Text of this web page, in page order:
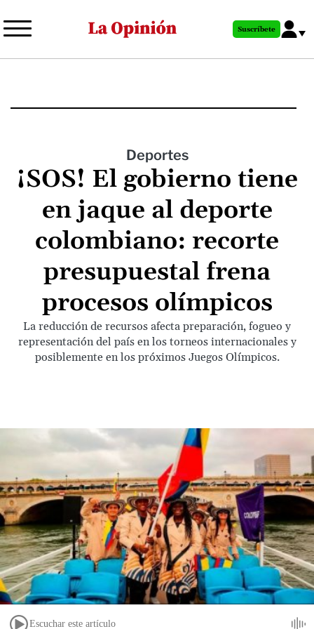
al
principal
Suscríbete
Deportes
¡SOS! El gobierno tiene
en jaque al deporte
colombiano: recorte
presupuestal frena
procesos olímpicos
La reducción de recursos afecta preparación, fogueo y
representación del país en los torneos internacionales y
posiblemente en los próximos Juegos Olímpicos.
Escuchar este artículo